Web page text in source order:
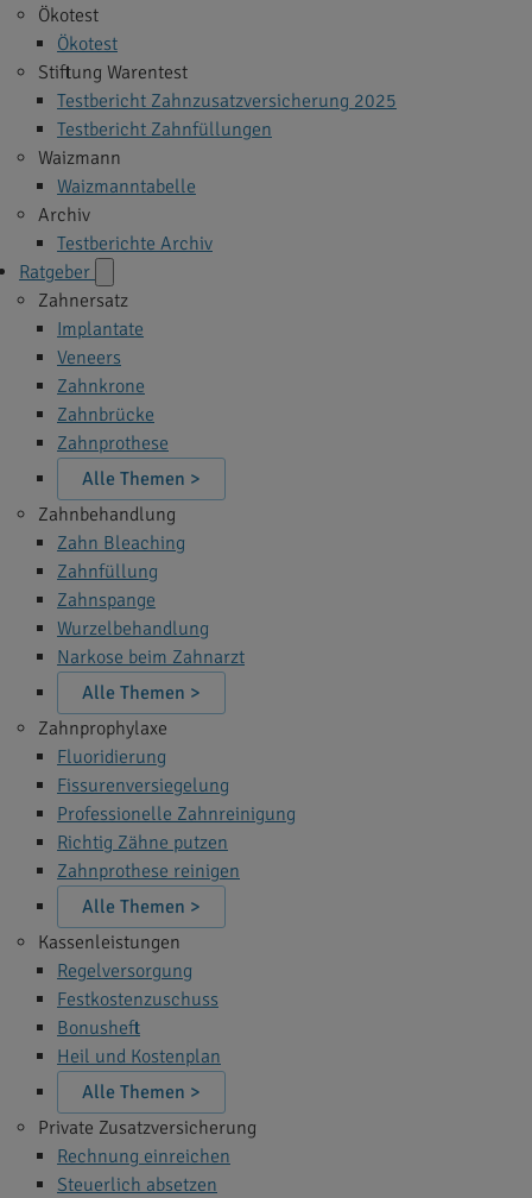
Ökotest
Ökotest
Stiftung Warentest
Testbericht Zahnzusatzversicherung 2025
Testbericht Zahnfüllungen
Waizmann
Waizmanntabelle
Archiv
Testberichte Archiv
Ratgeber
Zahnersatz
Implantate
Veneers
Zahnkrone
Zahnbrücke
Zahnprothese
Alle Themen >
Zahnbehandlung
Zahn Bleaching
Zahnfüllung
Zahnspange
Wurzelbehandlung
Narkose beim Zahnarzt
Alle Themen >
Zahnprophylaxe
Fluoridierung
Fissurenversiegelung
Professionelle Zahnreinigung
Richtig Zähne putzen
Zahnprothese reinigen
Alle Themen >
Kassenleistungen
Regelversorgung
Festkostenzuschuss
Bonusheft
Heil und Kostenplan
Alle Themen >
Private Zusatzversicherung
Rechnung einreichen
Steuerlich absetzen